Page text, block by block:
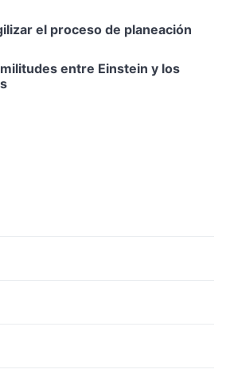
el proceso de planeación
entre Einstein y los